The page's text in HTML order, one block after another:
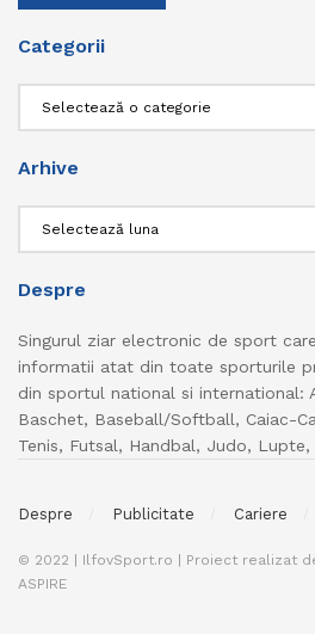
Categorii
Arhive
Despre
Singurul ziar electronic de sport
informatii atat din toate sporturile
din sportul national si international:
Baschet, Baseball/Softball, Caiac-
Tenis, Futsal, Handbal, Judo, Lupte,
Despre Publicitate Cariere
© 2022 | IlfovSport.ro | Proiect realizat
ASPIRE